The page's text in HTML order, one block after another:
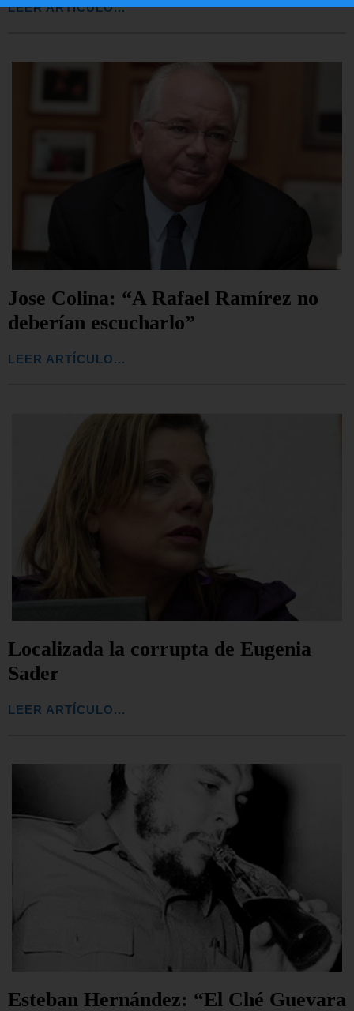
LEER ARTÍCULO...
Jose Colina: “A Rafael Ramírez no
deberían escucharlo”
LEER ARTÍCULO...
Localizada la corrupta de Eugenia
Sader
LEER ARTÍCULO...
Esteban Hernández: “El Ché Guevara